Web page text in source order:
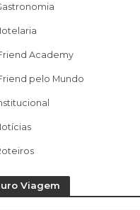
Academy
pelo Mundo
Viagem